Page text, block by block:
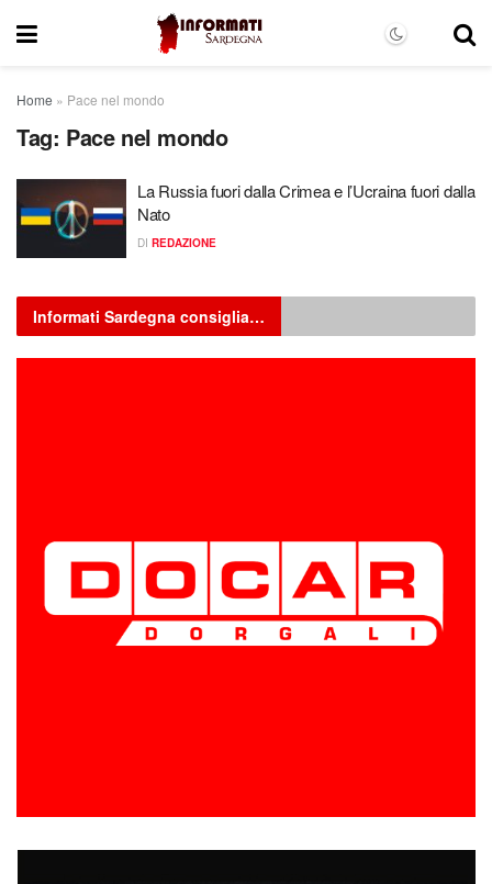
Home » Pace nel mondo
Tag: Pace nel mondo
La Russia fuori dalla Crimea e l’Ucraina fuori dalla
Nato
DI REDAZIONE
Informati Sardegna consiglia…